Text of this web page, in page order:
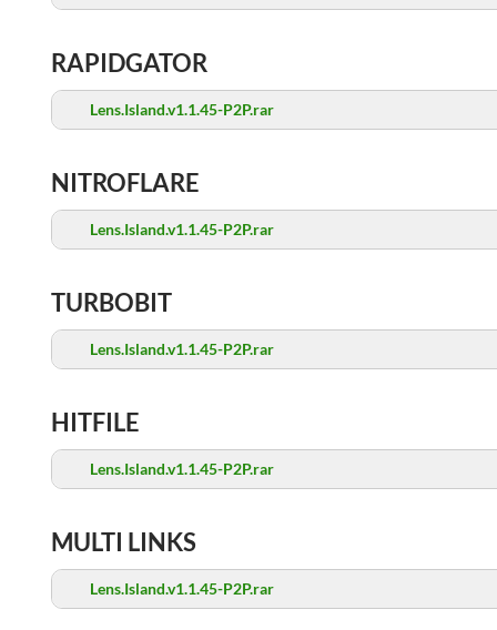
RAPIDGATOR
Lens.Island.v1.1.45-P2P.rar
NITROFLARE
Lens.Island.v1.1.45-P2P.rar
TURBOBIT
Lens.Island.v1.1.45-P2P.rar
HITFILE
Lens.Island.v1.1.45-P2P.rar
MULTI LINKS
Lens.Island.v1.1.45-P2P.rar